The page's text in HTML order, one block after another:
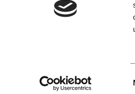
© 2026 -Over ons